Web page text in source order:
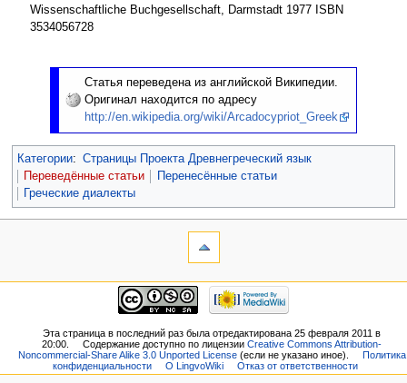
Wissenschaftliche Buchgesellschaft, Darmstadt 1977 ISBN
3534056728
Статья переведена из английской Википедии.
Оригинал находится по адресу
http://en.wikipedia.org/wiki/Arcadocypriot_Greek
Категории: Страницы Проекта Древнегреческий язык
Переведённые статьи
Перенесённые статьи
Греческие диалекты
Эта страница в последний раз была отредактирована 25 февраля 2011 в
20:00.
Содержание доступно по лицензииCreative Commons Attribution-
Noncommercial-Share Alike 3.0 Unported License(если не указано иное).
Политика
конфиденциальности
О LingvoWiki Отказ от ответственности